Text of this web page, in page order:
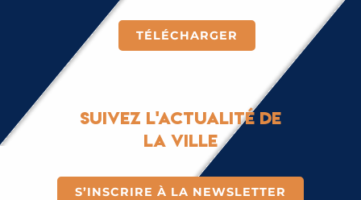
TÉLÉCHARGER
Suivez l'actualité de
la ville
S’INSCRIRE À LA NEWSLETTER